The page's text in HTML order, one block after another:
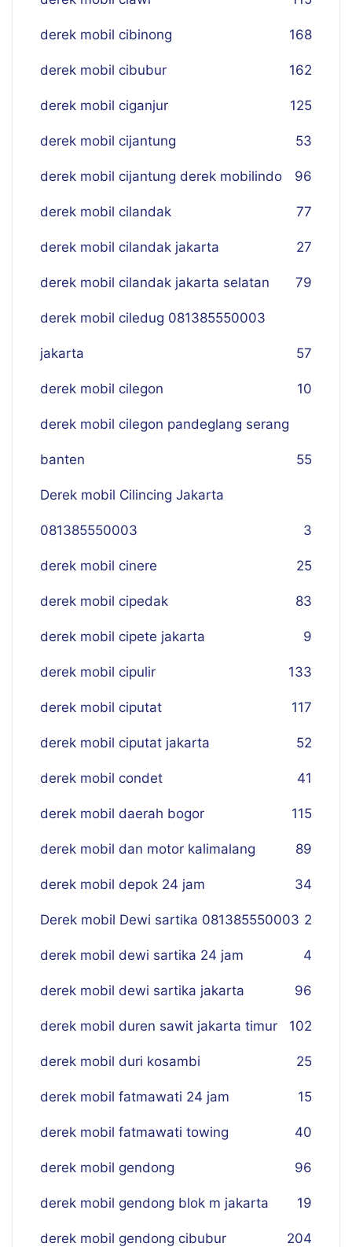
derek mobil cibinong 168
derek mobil cibubur 162
derek mobil ciganjur 125
derek mobil cijantung 53
derek mobil cijantung derek mobilindo 96
derek mobil cilandak 77
derek mobil cilandak jakarta 27
derek mobil cilandak jakarta selatan 79
derek mobil ciledug 081385550003
jakarta 57
derek mobil cilegon 10
derek mobil cilegon pandeglang serang
banten 55
Derek mobil Cilincing Jakarta
081385550003 3
derek mobil cinere 25
derek mobil cipedak 83
derek mobil cipete jakarta 9
derek mobil cipulir 133
derek mobil ciputat 117
derek mobil ciputat jakarta 52
derek mobil condet 41
derek mobil daerah bogor 115
derek mobil dan motor kalimalang 89
derek mobil depok 24 jam 34
Derek mobil Dewi sartika 081385550003 2
derek mobil dewi sartika 24 jam 4
derek mobil dewi sartika jakarta 96
derek mobil duren sawit jakarta timur 102
derek mobil duri kosambi 25
derek mobil fatmawati 24 jam 15
derek mobil fatmawati towing 40
derek mobil gendong 96
derek mobil gendong blok m jakarta 19
derek mobil gendong cibubur 204